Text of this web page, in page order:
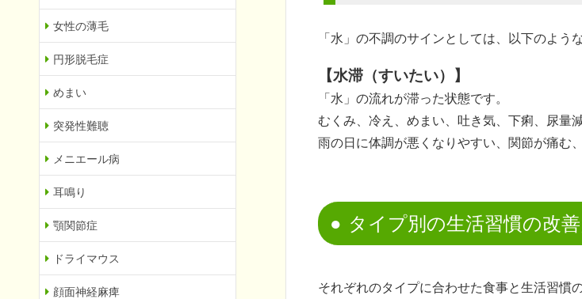
「水」の不調のサインとしては、以下のよう
【水滞（すいたい）】
「水」の流れが滞った状態です。
むくみ、冷え、めまい、吐き気、下痢、尿量
雨の日に体調が悪くなりやすい、関節が痛む
タイプ別の生活習慣の改
それぞれのタイプに合わせた食事と生活習慣
女性の薄毛
円形脱毛症
めまい
突発性難聴
メニエール病
耳鳴り
顎関節症
ドライマウス
顔面神経麻痺